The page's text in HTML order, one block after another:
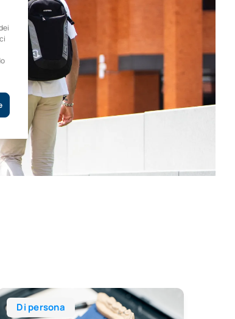
nell'assistenza primaria
Di persona
superiore in protesi dentaria